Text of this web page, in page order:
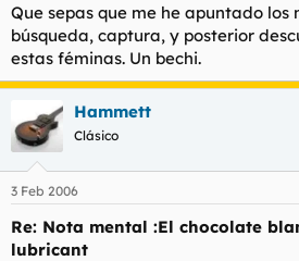
Que sepas que me he apuntado los
búsqueda, captura, y posterior
estas féminas. Un bechi.
Hammett
Clásico
3 Feb 2006
Re: Nota mental :El chocolate
lubricant